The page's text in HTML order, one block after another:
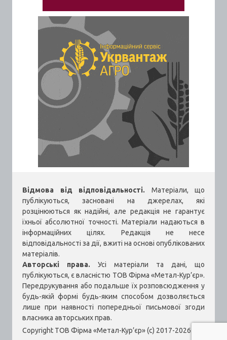
Відмова від відповідальності. Матеріали, що
публікуються, засновані на джерелах, які
розцінюються як надійні, але редакція не гарантує
їхньої абсолютної точності. Матеріали надаються в
інформаційних цілях. Редакція не несе
відповідальності за дії, вжиті на основі опублікованих
матеріалів.
Авторські права. Усі матеріали та дані, що
публікуються, є власністю ТОВ Фірма «Метал-Кур’єр».
Передрукування або подальше їх розповсюдження у
будь-якій формі будь-яким способом дозволяється
лише при наявності попередньої письмової згоди
власника авторських прав.
Copyright ТОВ Фірма «Метал-Кур’єр» (c) 2017-2026